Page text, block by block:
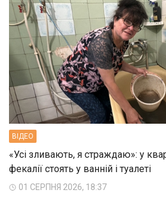
ВIДЕО
«Усі зливають, я страждаю»: у
фекалії стоять у ванній і туалеті
01 СЕРПНЯ 2026, 18:37